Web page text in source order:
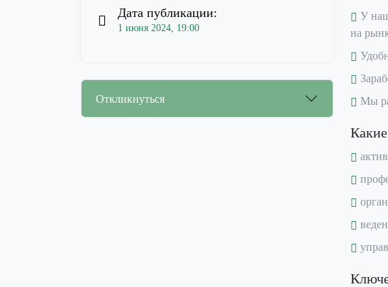
Дата публикации:
1 июня 2024, 19:00
Откликнуться
У
на
Мы
Какие